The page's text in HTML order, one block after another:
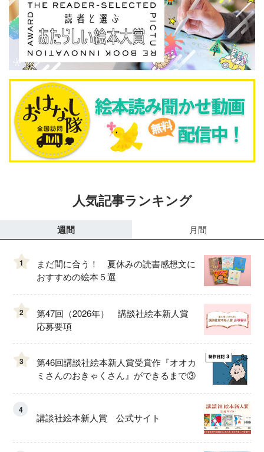
人気記事ランキング
週間 月間
1
まだ間に合う！ 夏休みの読書感想文に
おすすめの絵本５選
2
第47回（2026年） 講談社絵本新人賞
応募要項
3
第46回講談社絵本新人賞受賞作『オオカ
ミさんのおきゃくさん』ができるまで③
4
講談社絵本新人賞 公式サイト